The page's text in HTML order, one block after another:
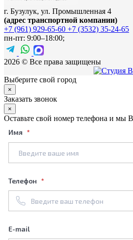
г. Бузулук, ул. Промышленная 4
(адрес транспортной компании)
+7 (961) 929-65-60 +7 (3532) 35-24-65
пн-пт: 9:00–18:00;
2026 © Все права защищены
Выберите свой город
×
Заказать звонок
×
Оставьте свой номер телефона и мы
Имя
Телефон
E-mail